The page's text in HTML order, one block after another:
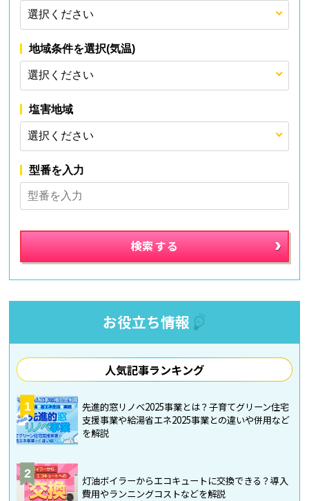
地域条件を選択(気温)
塩害地域
型番を入力
お役立ち情報
人気記事ランキング
1
先進的窓リノベ2025事業とは？子育てグリーン住宅
支援事業や給湯省エネ2025事業との違いや併用など
を解説
2
灯油ボイラーからエコキュートに交換できる？導入
費用やランニングコストなどを解説